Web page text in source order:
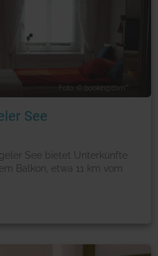
Foto: © booking.com
See
See bietet Unterkünfte
Balkon, etwa 11 km vom